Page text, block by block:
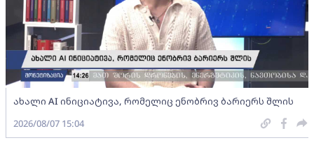
ახალი AI ინიციატივა, რომელიც ენობრივ ბარიერს შლის
2026/08/07 15:04